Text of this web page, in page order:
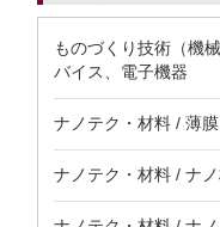
ものづくり技術（機
バイス、電子機器
ナノテク・材料 / 薄
ナノテク・材料 / ナ